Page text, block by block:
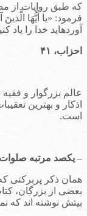
طبق روایات از
«یا أَیُّهَا الَّذینَ
خدا را یاد
۴۱
و بهترین
یکصد مرتبه
ذکر پربرکتی که
از بزرگان،
نوشته اند که